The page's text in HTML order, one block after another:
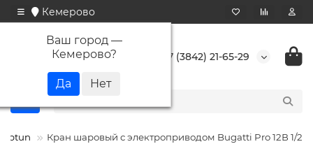
Кемерово
Ваш город —
Кемерово? +7 (3842) 21-65-29
Кран шаровый с электроприводом Bugatti Pro 12В 1/2